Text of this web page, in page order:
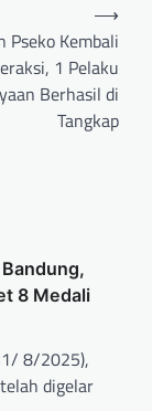
Pseko Kembali
1 Pelaku
Berhasil di
Tangkap
⟶
8 Medali
8/2025),
digelar